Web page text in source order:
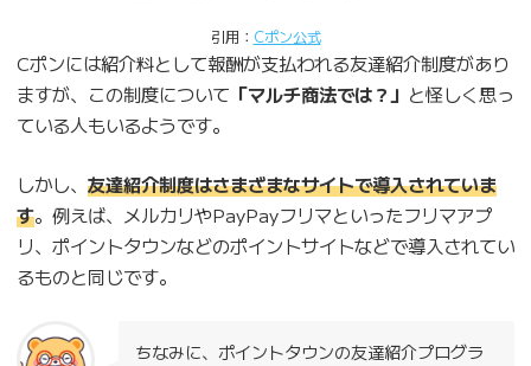
引用： Cポン公式
Cポンには紹介料として報酬が支払われる友達紹介制度があり
ますが、この制度について 「マルチ商法では？」 と怪しく思っ
ている人もいるようです。
しかし、 友達紹介制度はさまざまなサイトで導入されていま
す。例えば、メルカリやPayPayフリマといったフリマアプ
リ、ポイントタウンなどのポイントサイトなどで導入されてい
るものと同じです。
ちなみに、ポイントタウンの友達紹介プログラ